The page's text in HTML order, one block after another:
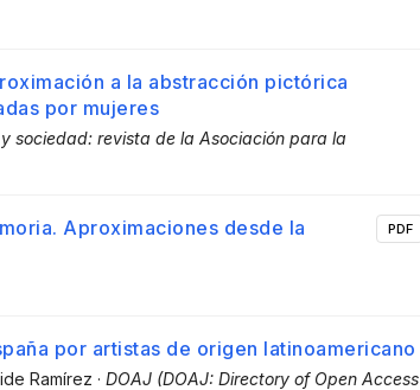
a la abstracción pictórica
por mujeres
sociedad: revista de la Asociación para la
Aproximaciones desde la
PDF
por artistas de origen latinoamericano
Ramírez · DOAJ (DOAJ: Directory of Open Access